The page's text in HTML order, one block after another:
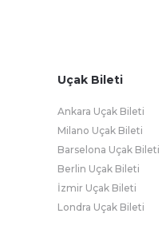
Uçak Bileti
Ankara Uçak Bileti
Milano Uçak Bileti
Barselona Uçak Bileti
Berlin Uçak Bileti
İzmir Uçak Bileti
Londra Uçak Bileti